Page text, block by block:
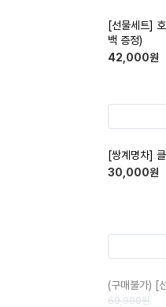
[선물세트]
백 증정)
42,000원
[쌍계명차]
30,000원
(구매불가) [
69,900원